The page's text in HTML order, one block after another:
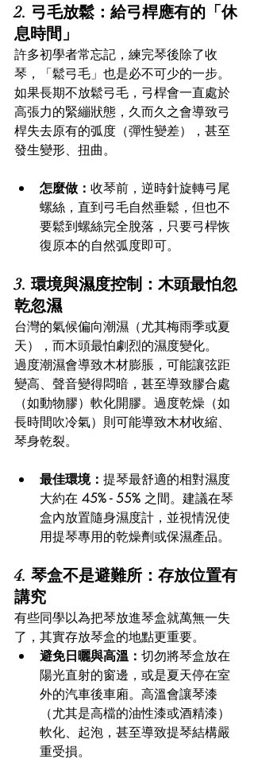
2. 弓毛放鬆：給弓桿應有的「休
息時間」
許多初學者常忘記，練完琴後除了收
琴，「鬆弓毛」也是必不可少的一步。
如果長期不放鬆弓毛，弓桿會一直處於
高張力的緊繃狀態，久而久之會導致弓
桿失去原有的弧度（彈性變差），甚至
發生變形、扭曲。
怎麼做： 收琴前，逆時針旋轉弓尾
螺絲，直到弓毛自然垂鬆，但也不
要鬆到螺絲完全脫落，只要弓桿恢
復原本的自然弧度即可。
3. 環境與濕度控制：木頭最怕忽
乾忽濕
台灣的氣候偏向潮濕（尤其梅雨季或夏
天），而木頭最怕劇烈的濕度變化。
過度潮濕會導致木材膨脹，可能讓弦距
變高、聲音變得悶暗，甚至導致膠合處
（如動物膠）軟化開膠。過度乾燥（如
長時間吹冷氣）則可能導致木材收縮、
琴身乾裂。
最佳環境： 提琴最舒適的相對濕度
大約在 45% - 55% 之間。建議在琴
盒內放置隨身濕度計，並視情況使
用提琴專用的乾燥劑或保濕產品。
4. 琴盒不是避難所：存放位置有
講究
有些同學以為把琴放進琴盒就萬無一失
了，其實存放琴盒的地點更重要。
避免日曬與高溫： 切勿將琴盒放在
陽光直射的窗邊，或是夏天停在室
外的汽車後車廂。高溫會讓琴漆
（尤其是高檔的油性漆或酒精漆）
軟化、起泡，甚至導致提琴結構嚴
重受損。